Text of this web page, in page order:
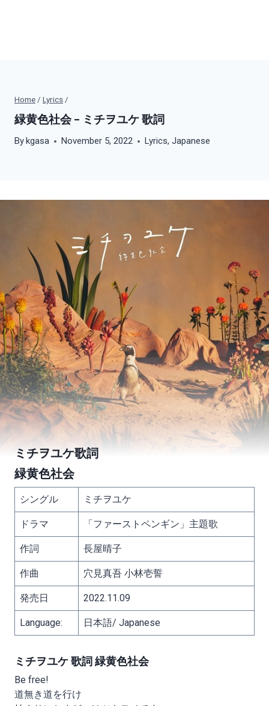
Home / Lyrics /
緑黄色社会 – ミチヲユケ 歌詞
Bykgasa November 5, 2022 Lyrics,Japanese
ミチヲユケ歌詞
緑黄色社会
シングル ミチヲユケ
ドラマ 「ファーストペンギン」主題歌
作詞 長屋晴子
作曲 穴見真吾 小林壱誓
発売日 2022.11.09
Language: 日本語/ Japanese
ミチヲユケ 歌詞 緑黄色社会
Be free!
道無き道を行け